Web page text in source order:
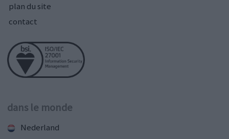
plan du site
contact
dans le monde
Nederland